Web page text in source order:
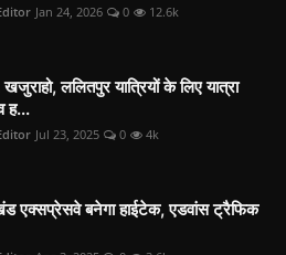
Jan 24, 2026 0 12.6k
खजुराहो, ललितपुर यात्रियों के लिए यात्रा
ह...
Jul 23, 2025 0 4k
एक्सप्रेसवे बनेगा हाईटेक, एडवांस ट्रैफिक